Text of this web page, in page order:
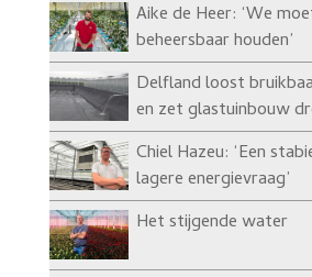
Aike de Heer: ‘We
beheersbaar houden’
Delfland loost
en zet glastuinbouw
Chiel Hazeu: ‘Een
lagere energievraag’
Het stijgende water